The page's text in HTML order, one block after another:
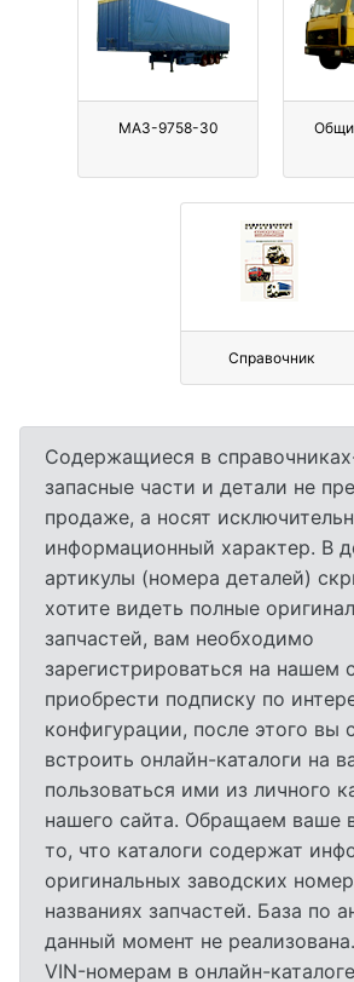
МАЗ-9758-30
Справочник
Содержащиеся в
запасные части и детали не
продаже, а носят
информационный характер. В
артикулы (номера деталей)
хотите видеть полные
запчастей, вам необходимо
зарегистрироваться на нашем
приобрести подписку по
конфигурации, после этого вы
встроить онлайн-каталоги на
пользоваться ими из личного
нашего сайта. Обращаем ваше
то, что каталоги содержат
оригинальных заводских
названиях запчастей. База по
данный момент не
VIN-номерам в онлайн-